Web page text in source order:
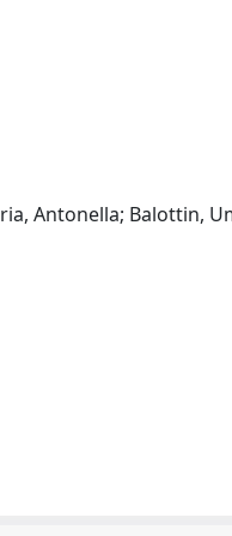
Antonella; Balottin,